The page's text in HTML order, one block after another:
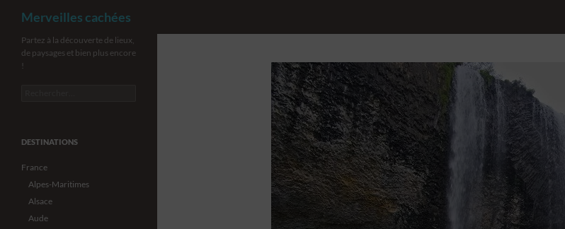
Aller
Merveilles cachées
Partez à la découverte de lieux,
de paysages et bien plus encore
!
DESTINATIONS
France
Alpes-Maritimes
Alsace
Aude